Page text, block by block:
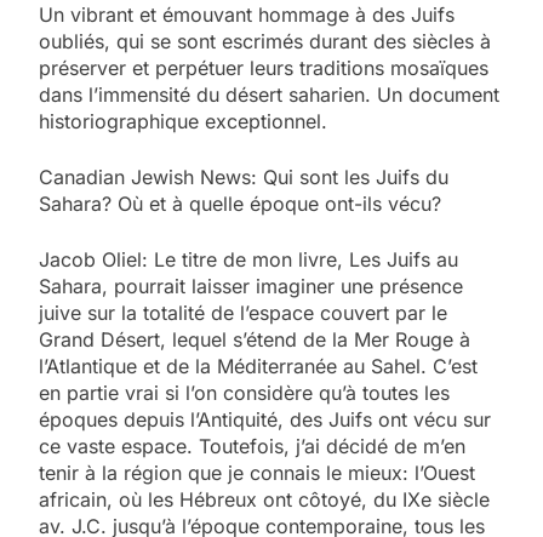
Un vibrant et émouvant hommage à des Juifs
oubliés, qui se sont escrimés durant des siècles à
préserver et perpétuer leurs traditions mosaïques
dans l’immensité du désert saharien. Un document
historiographique exceptionnel.
Canadian Jewish News: Qui sont les Juifs du
Sahara? Où et à quelle époque ont-ils vécu?
Jacob Oliel: Le titre de mon livre, Les Juifs au
Sahara, pourrait laisser imaginer une présence
juive sur la totalité de l’espace couvert par le
Grand Désert, lequel s’étend de la Mer Rouge à
l’Atlantique et de la Méditerranée au Sahel. C’est
en partie vrai si l’on considère qu’à toutes les
époques depuis l’Antiquité, des Juifs ont vécu sur
ce vaste espace. Toutefois, j’ai décidé de m’en
tenir à la région que je connais le mieux: l’Ouest
africain, où les Hébreux ont côtoyé, du IXe siècle
av. J.C. jusqu’à l’époque contemporaine, tous les